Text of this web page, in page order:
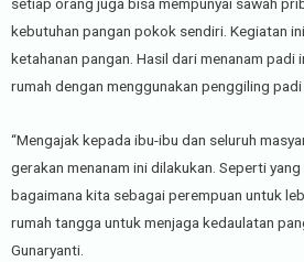
kebutuhan pangan pokok sendiri. Kegiatan
ketahanan pangan. Hasil dari menanam
rumah dengan menggunakan penggiling padi
“Mengajak kepada ibu-ibu dan seluruh
gerakan menanam ini dilakukan. Seperti
bagaimana kita sebagai perempuan untuk
rumah tangga untuk menjaga kedaulatan
Gunaryanti.